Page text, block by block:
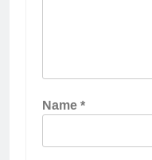
Name*